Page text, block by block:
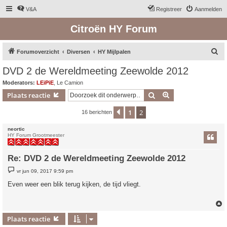
V&A Aanmelden
Registreer
Citroën HY Forum
Forumoverzicht Diversen HY Mijlpalen
DVD 2 de Wereldmeeting Zeewolde 2012
Moderators: LEiPiE Le Camion
Plaats reactie Zoek
16 berichten Vorige
1 2
neortic
HY Forum Grootmeester
Re: DVD 2 de Wereldmeeting Zeewolde 2012
e
i
vr jun 09, 2017 9:59 pm
Even weer een blik terug kijken, de tijd vliegt.
Plaats reactie